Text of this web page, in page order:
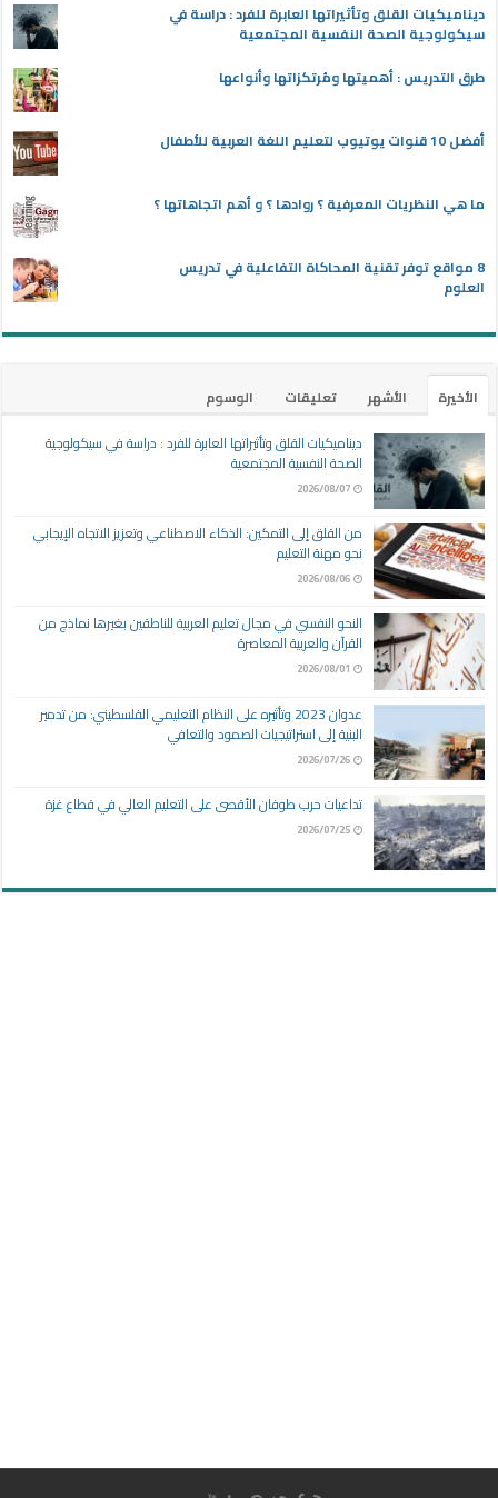
ديناميكيات القلق وتأثيراتها العابرة للفرد : دراسة في
سيكولوجية الصحة النفسية المجتمعية
طرق التدريس : أهميتها ومُرتكزاتها وأنواعها
أفضل 10 قنوات يوتيوب لتعليم اللغة العربية للأطفال
ما هي النظريات المعرفية ؟ روادها ؟ و أهم اتجاهاتها ؟
8 مواقع توفر تقنية المحاكاة التفاعلية في تدريس
العلوم
الأخيرة الأشهر تعليقات
الوسوم
ديناميكيات القلق وتأثيراتها العابرة للفرد : دراسة في سيكولوجية
الصحة النفسية المجتمعية
2026/08/07
من القلق إلى التمكين: الذكاء الاصطناعي وتعزيز الاتجاه الإيجابي
نحو مهنة التعليم
2026/08/06
النحو النفسي في مجال تعليم العربية للناطقين بغيرها نماذج من
القرآن والعربية المعاصرة
2026/08/01
عدوان 2023 وتأثيره على النظام التعليمي الفلسطيني: من تدمير
البنية إلى استراتيجيات الصمود والتعافي
2026/07/26
تداعيات حرب طوفان الأقصى على التعليم العالي في قطاع غزة
2026/07/25